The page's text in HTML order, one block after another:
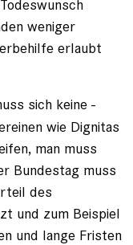
weniger
erlaubt
sich keine
wie Dignitas
man muss
Bundestag muss
des
und zum Beispiel
und lange Fristen